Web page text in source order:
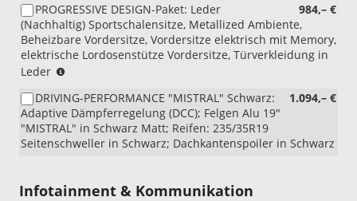
oder
PS2
(DYNAMIC
DESIGN)
(EDGE
Paket)
984,– €
PROGRESSIVE DESIGN-Paket: Leder
(Nachhaltig) Sportschalensitze, Metallized Ambiente,
Beheizbare Vordersitze, Vordersitze elektrisch mit Memory,
elektrische Lordosenstütze Vordersitze, Türverkleidung in
Leder
mit:
FTE
(Fußmatten
Original
(SENNHEISER
1.094,– €
DRIVING-PERFORMANCE "MISTRAL" Schwarz:
Adaptive Dämpferregelung (DCC); Felgen Alu 19"
"MISTRAL" in Schwarz Matt; Reifen: 235/35R19
Seitenschweller in Schwarz; Dachkantenspoiler in Schwarz
Infotainment & Kommunikation